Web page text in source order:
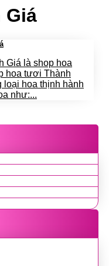
Giá
Giá là shop hoa
hoa tươi Thành
loại hoa thịnh hành
như:...